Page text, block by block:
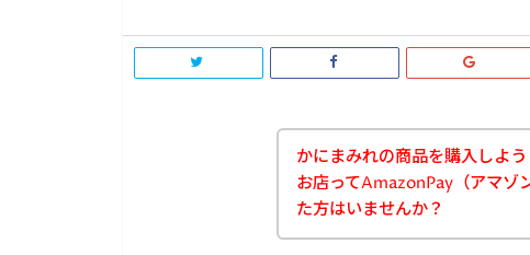
かにまみれの商品を購入しよ
お店ってAmazonPay（アマゾ
た方はいませんか？